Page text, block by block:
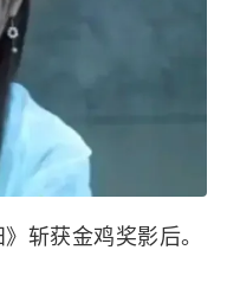
斩获金鸡奖影后。